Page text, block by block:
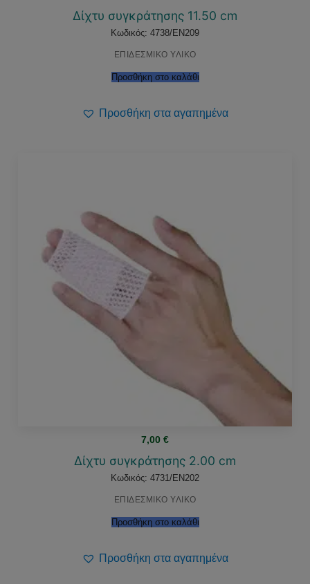
Δίχτυ συγκράτησης 11.50 cm
Κωδικός: 4738/EN209
ΕΠΙΔΕΣΜΙΚΟ ΥΛΙΚΟ
Προσθήκη στο καλάθι
Προσθήκη στα αγαπημένα
7,00 €
Δίχτυ συγκράτησης 2.00 cm
Κωδικός: 4731/EN202
ΕΠΙΔΕΣΜΙΚΟ ΥΛΙΚΟ
Προσθήκη στο καλάθι
Προσθήκη στα αγαπημένα